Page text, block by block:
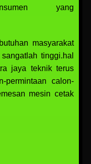
yang
masyarakat
tinggi.hal
jaya teknik terus
permintaan calon-
mesin cetak